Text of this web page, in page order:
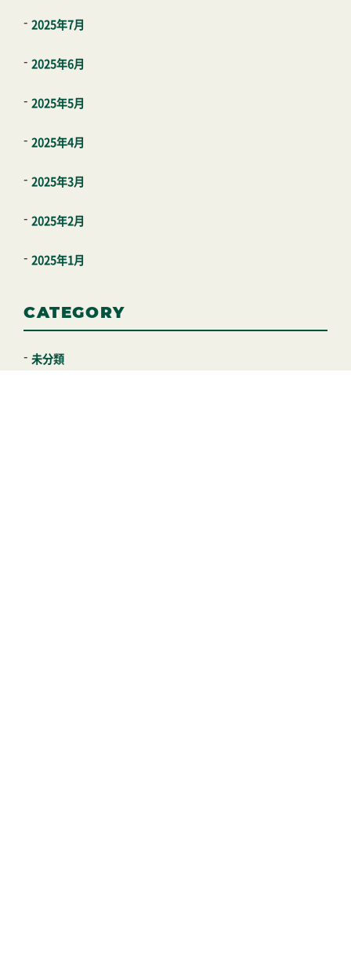
2025年7月
2025年6月
2025年5月
2025年4月
2025年3月
2025年2月
2025年1月
CATEGORY
未分類